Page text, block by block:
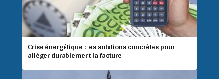
Crise énergétique : les solutions concrètes pour
alléger durablement la facture